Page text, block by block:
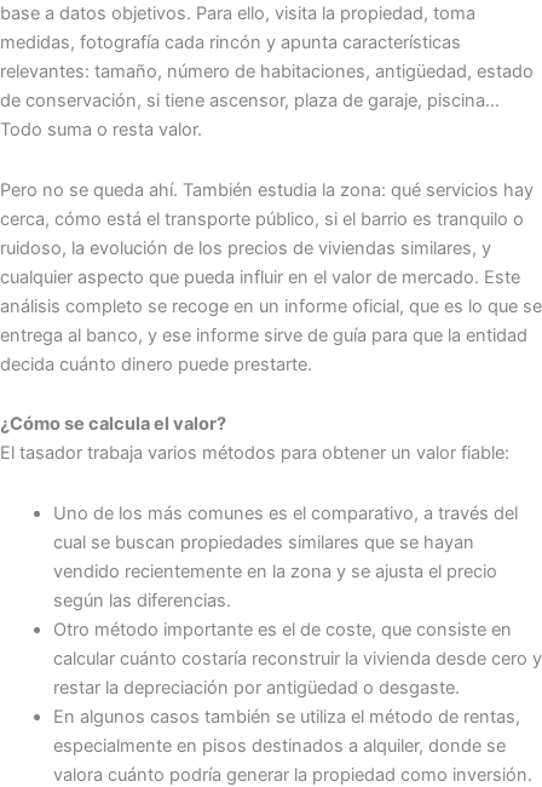
base a datos objetivos. Para ello, visita la propiedad, toma
medidas, fotografía cada rincón y apunta características
relevantes: tamaño, número de habitaciones, antigüedad, estado
de conservación, si tiene ascensor, plaza de garaje, piscina…
Todo suma o resta valor.
Pero no se queda ahí. También estudia la zona: qué servicios hay
cerca, cómo está el transporte público, si el barrio es tranquilo o
ruidoso, la evolución de los precios de viviendas similares, y
cualquier aspecto que pueda influir en el valor de mercado. Este
análisis completo se recoge en un informe oficial, que es lo que se
entrega al banco, y ese informe sirve de guía para que la entidad
decida cuánto dinero puede prestarte.
¿Cómo se calcula el valor?
El tasador trabaja varios métodos para obtener un valor fiable:
Uno de los más comunes es el comparativo, a través del
cual se buscan propiedades similares que se hayan
vendido recientemente en la zona y se ajusta el precio
según las diferencias.
Otro método importante es el de coste, que consiste en
calcular cuánto costaría reconstruir la vivienda desde cero y
restar la depreciación por antigüedad o desgaste.
En algunos casos también se utiliza el método de rentas,
especialmente en pisos destinados a alquiler, donde se
valora cuánto podría generar la propiedad como inversión.